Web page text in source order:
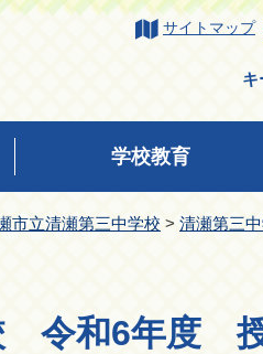
サイトマップ
キ
学校教育
市立清瀬第三中学校 > 清瀬第三
令和6年度